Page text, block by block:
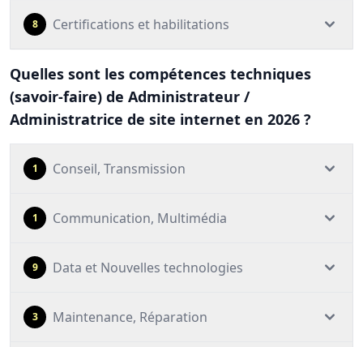
8 Certifications et habilitations
Quelles sont les compétences techniques
(savoir-faire) de Administrateur /
Administratrice de site internet en 2026 ?
1 Conseil, Transmission
1 Communication, Multimédia
9 Data et Nouvelles technologies
3 Maintenance, Réparation